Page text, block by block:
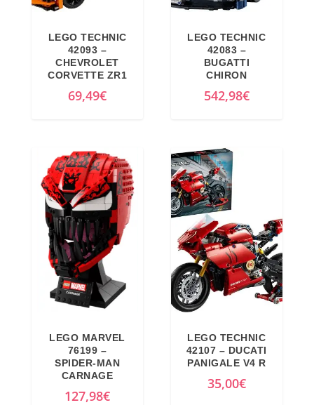
LEGO TECHNIC
42093 –
CHEVROLET
CORVETTE ZR1
69,49€
LEGO TECHNIC
42083 –
BUGATTI
CHIRON
542,98€
LEGO MARVEL
76199 –
SPIDER-MAN
CARNAGE
127,98€
LEGO TECHNIC
42107 – DUCATI
PANIGALE V4 R
35,00€